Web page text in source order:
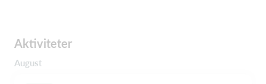
Aktiviteter
August